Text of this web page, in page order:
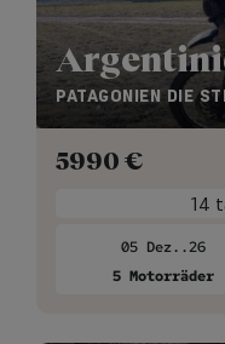
PATAGONIEN DIE
5990 €
14
05 Dez..26
5 Motorräder